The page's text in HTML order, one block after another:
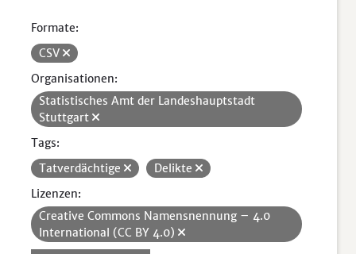
Formate:
CSV
Organisationen:
Statistisches Amt der Landeshauptstadt
Stuttgart
Tags:
Tatverdächtige
Delikte
Lizenzen:
Creative Commons Namensnennung – 4.0
International (CC BY 4.0)